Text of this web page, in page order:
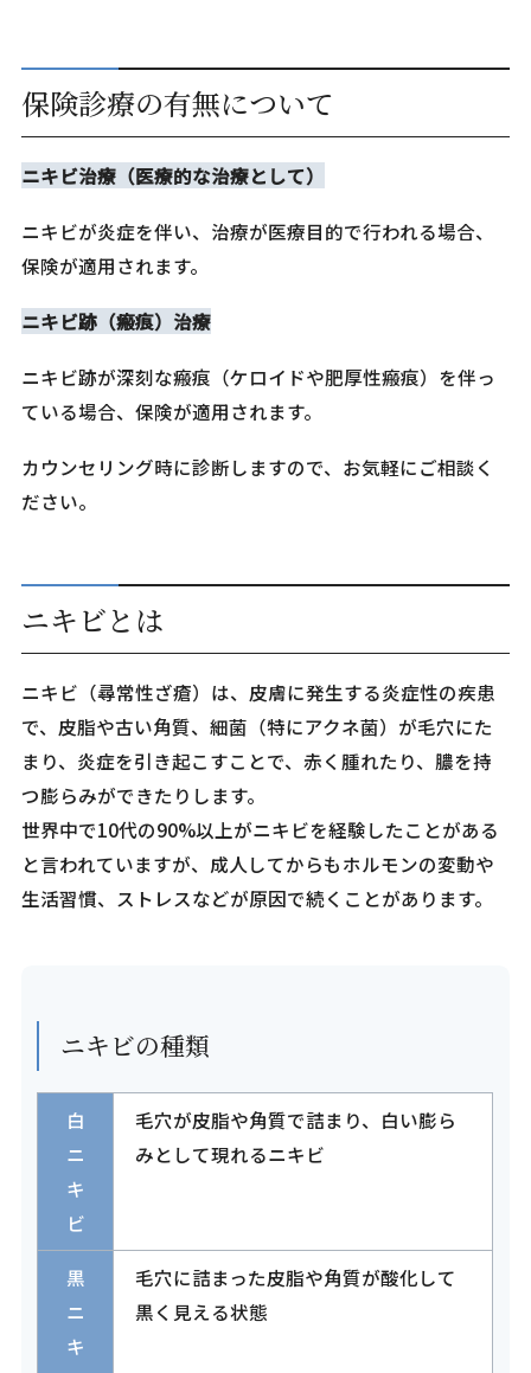
保険診療の有無について
ニキビ治療（医療的な治療として）
ニキビが炎症を伴い、治療が医療目的で行われる場合、
保険が適用されます。
ニキビ跡（瘢痕）治療
ニキビ跡が深刻な瘢痕（ケロイドや肥厚性瘢痕）を伴っ
ている場合、保険が適用されます。
カウンセリング時に診断しますので、お気軽にご相談く
ださい。
ニキビとは
ニキビ（尋常性ざ瘡）は、皮膚に発生する炎症性の疾患
で、皮脂や古い角質、細菌（特にアクネ菌）が毛穴にた
まり、炎症を引き起こすことで、赤く腫れたり、膿を持
つ膨らみができたりします。
世界中で10代の90%以上がニキビを経験したことがある
と言われていますが、成人してからもホルモンの変動や
生活習慣、ストレスなどが原因で続くことがあります。
ニキビの種類
白
ニ
キ
ビ
毛穴が皮脂や角質で詰まり、白い膨ら
みとして現れるニキビ
黒
ニ
キ
毛穴に詰まった皮脂や角質が酸化して
黒く見える状態